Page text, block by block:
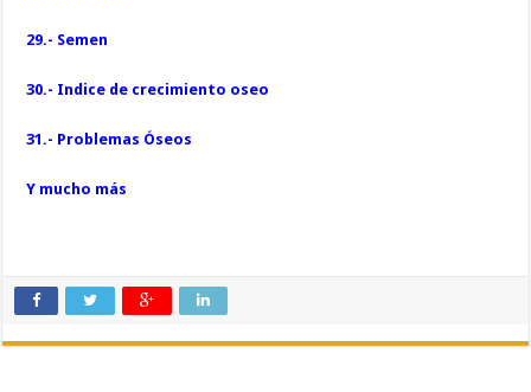
29.- Semen
30.- Indice de crecimiento oseo
31.- Problemas Óseos
Y mucho más